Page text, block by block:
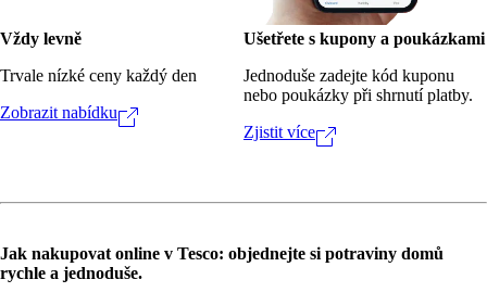
Vždy levně
Trvale nízké ceny každý den
Zobrazit nabídku
Ušetřete s kupony a poukázkami
Jednoduše zadejte kód kuponu
nebo poukázky při shrnutí platby.
Zjistit více
Jak nakupovat online v Tesco: objednejte si potraviny domů
rychle a jednoduše.